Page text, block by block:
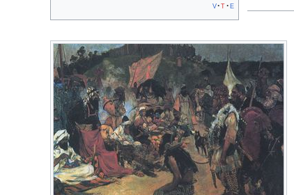
v t e